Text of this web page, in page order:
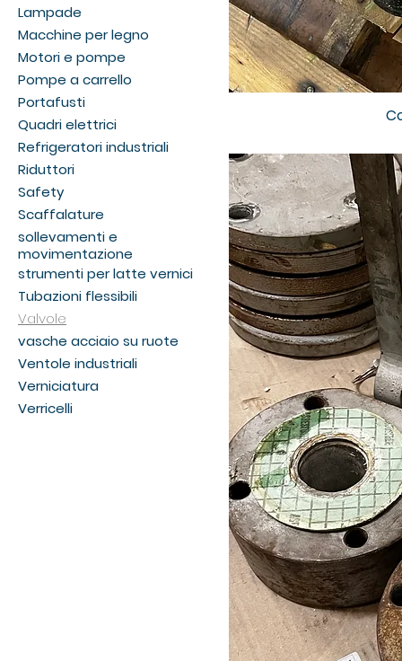
Lampade
Macchine per legno
Motori e pompe
Pompe a carrello
Portafusti
Quadri elettrici
Refrigeratori industriali
Riduttori
Safety
Scaffalature
sollevamenti e
movimentazione
strumenti per latte vernici
Tubazioni flessibili
Valvole
vasche acciaio su ruote
Ventole industriali
Verniciatura
Verricelli